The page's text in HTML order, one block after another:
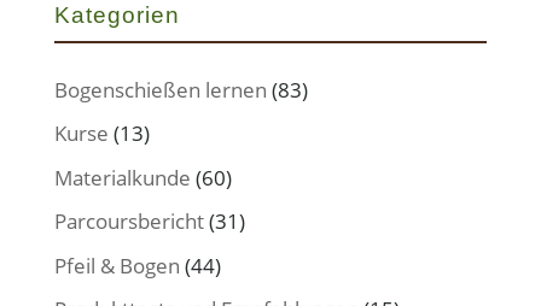
Kategorien
Bogenschießen lernen (83)
Kurse (13)
Materialkunde (60)
Parcoursbericht(31)
Pfeil & Bogen (44)